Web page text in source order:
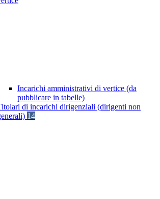
Incarichi amministrativi di vertice (da
pubblicare in tabelle)
di incarichi dirigenziali (dirigenti non
14